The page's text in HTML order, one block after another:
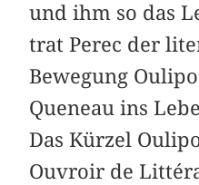
und ihm so das
trat Perec der
Bewegung
Queneau ins
Das Kürzel
Ouvroir de